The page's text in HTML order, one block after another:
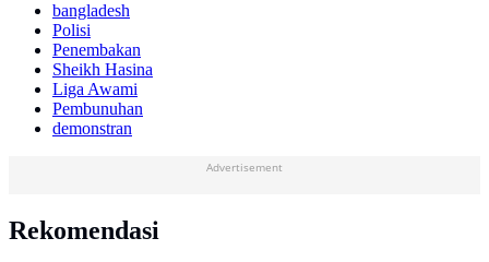
bangladesh
Polisi
Penembakan
Sheikh Hasina
Liga Awami
Pembunuhan
demonstran
Advertisement
Rekomendasi